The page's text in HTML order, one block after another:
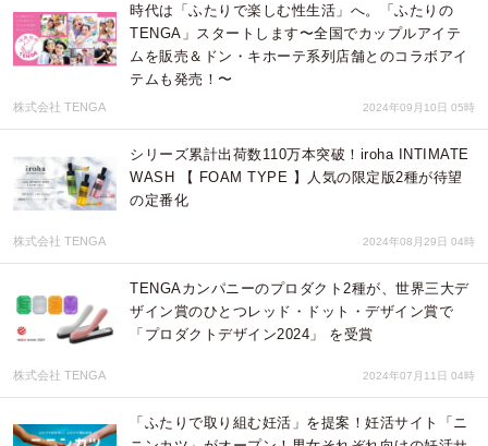
時代は「ふたりで楽しむ性生活」へ。「ふたりの
TENGA」スタートします〜全国でカップルアイテ
ムを販売＆ドン・キホーテ系列店舗とのコラボアイ
テムも発売！〜
株式会社 TENGA 2024年09月10日 05時
シリーズ累計出荷数110万本突破！iroha INTIMATE
WASH 【 FOAM TYPE 】人気の限定版2種が待望
の定番化
株式会社 TENGA 2024年08月29日 04時
TENGAカンパニーのプロダクト2種が、世界三大デ
ザイン賞のひとつレッド・ドット・デザイン賞で
「プロダクトデザイン2024」 を受賞
株式会社 TENGA 2024年07月11日 04時
「ふたりで取り組む妊活」を提案！妊活サイト「ニ